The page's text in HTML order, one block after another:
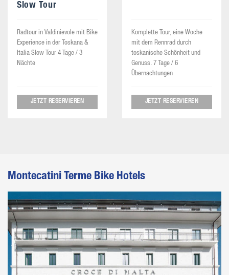
Slow Tour
Radtour in Valdinievole mit Bike
Experience in der Toskana &
Italia Slow Tour 4 Tage / 3
Nächte
JETZT RESERVIEREN
Komplette Tour, eine Woche
mit dem Rennrad durch
toskanische Schönheit und
Genuss. 7 Tage / 6
Übernachtungen
JETZT RESERVIEREN
Montecatini Terme Bike Hotels